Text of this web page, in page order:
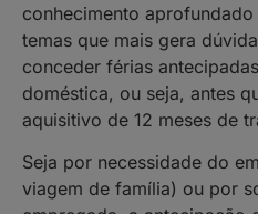
conhecimento
temas que mais gera
conceder férias
doméstica, ou seja, antes
aquisitivo de 12 meses de
Seja por necessidade do
viagem de família) ou por